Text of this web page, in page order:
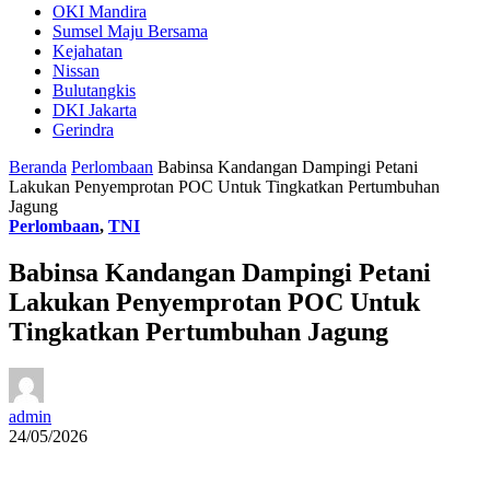
OKI Mandira
Sumsel Maju Bersama
Kejahatan
Nissan
Bulutangkis
DKI Jakarta
Gerindra
Beranda Perlombaan Babinsa Kandangan Dampingi Petani
Lakukan Penyemprotan POC Untuk Tingkatkan Pertumbuhan
Jagung
Perlombaan, TNI
Babinsa Kandangan Dampingi Petani
Lakukan Penyemprotan POC Untuk
Tingkatkan Pertumbuhan Jagung
admin
24/05/2026